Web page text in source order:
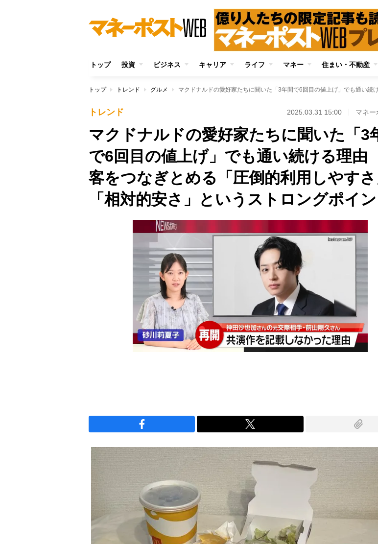
トップ 投資 ビジネス キャリア ライフ マネー 住まい・不動産
トップ トレンド グルメ
トレンド 2025.03.31 15:00 マネー
マクドナルドの愛好家たちに聞いた「3
で6回目の値上げ」でも通い続ける理
客をつなぎとめる「圧倒的利用しやすさ
「相対的安さ」というストロングポイン